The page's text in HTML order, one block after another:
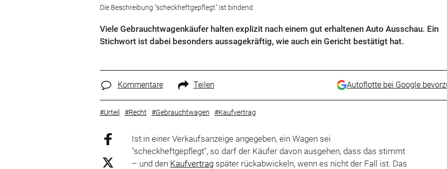
Die Beschreibung "scheckheftgepflegt" ist bindend
Viele Gebrauchtwagenkäufer halten explizit nach einem gut erhaltenen Auto Ausschau. Ein
Stichwort ist dabei besonders aussagekräftig, wie auch ein Gericht bestätigt hat.
Kommentare Teilen Autoflotte bei Google
#Urteil #Recht #Gebrauchtwagen #Kaufvertrag
Ist in einer Verkaufsanzeige angegeben, ein Wagen sei
"scheckheftgepflegt", so darf der Käufer davon ausgehen, dass das stimmt
– und den Kaufvertrag später rückabwickeln, wenn es nicht der Fall ist. Das